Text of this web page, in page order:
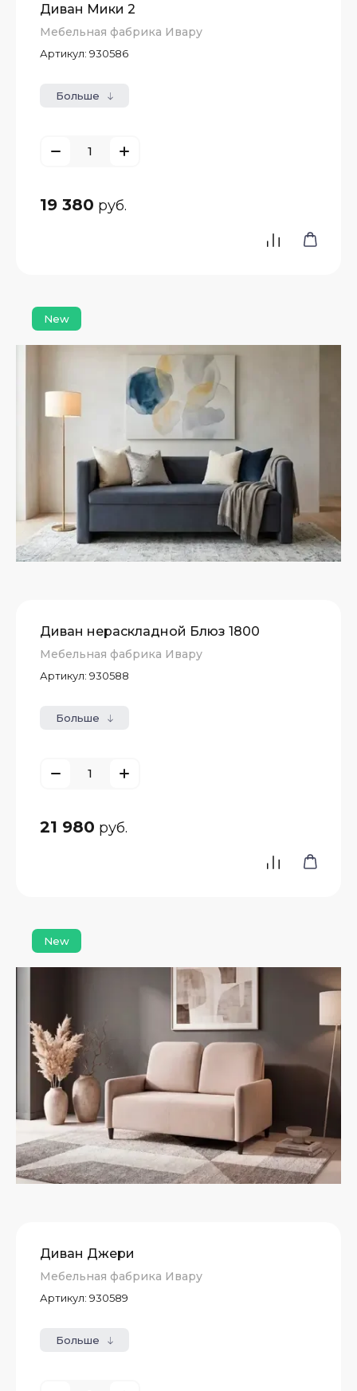
Диван Мики 2
Мебельная фабрика Ивару
Артикул: 930586
Больше
19 380 руб.
New
Диван нераскладной Блюз 1800
Мебельная фабрика Ивару
Артикул: 930588
Больше
21 980 руб.
New
Диван Джери
Мебельная фабрика Ивару
Артикул: 930589
Больше